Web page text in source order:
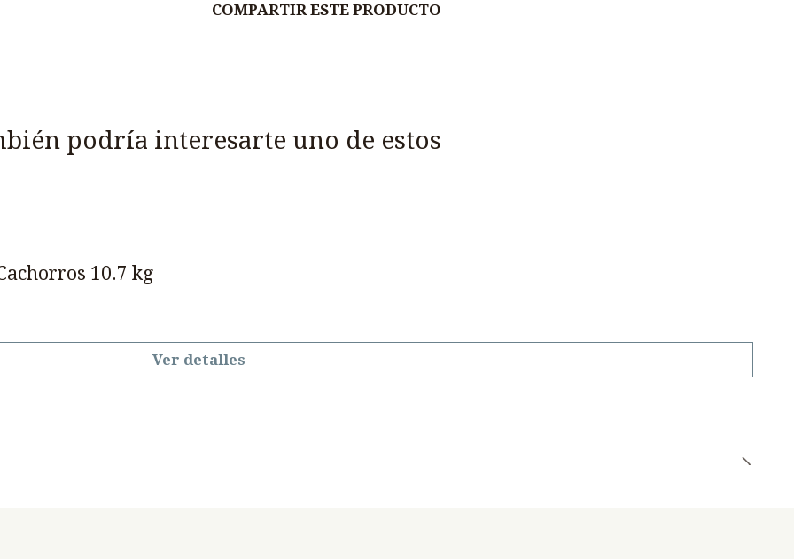
COMPARTIR ESTE PRODUCTO
podría interesarte uno de estos
10.7 kg
Ver detalles